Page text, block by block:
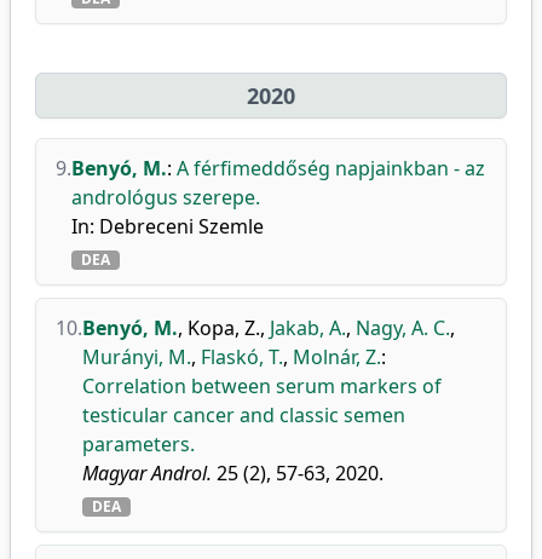
2020
9.Benyó, M.: A férfimeddőség napjainkban - az
andrológus szerepe.
In: Debreceni Szemle
DEA
10.Benyó, M., Kopa, Z., Jakab, A., Nagy, A. C.,
Murányi, M., Flaskó, T., Molnár, Z.:
Correlation between serum markers of
testicular cancer and classic semen
parameters.
Magyar Androl. 25 (2), 57-63, 2020.
DEA